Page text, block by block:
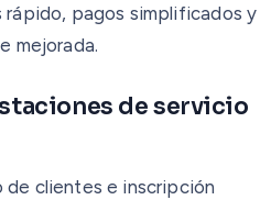
rápido, pagos simplificados y
mejorada.
de servicio
de clientes e inscripción